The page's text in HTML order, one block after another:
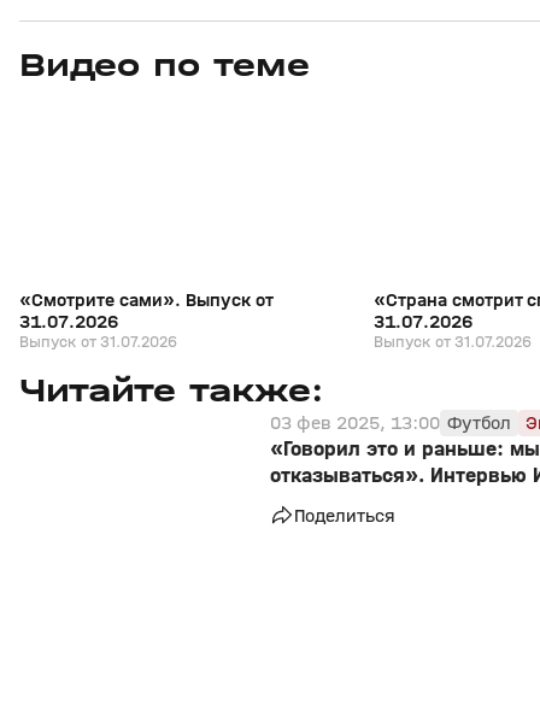
Видео по теме
31 июл, 17:10
«Смотрите сами». Выпуск от
31.07.2026
Выпуск от 31.07.2026
«Страна смотрит
31.07.2026
Выпуск от 31.07.2026
Читайте также:
03 фев 2025, 13:00 Футбол
«Говорил это и раньше:
отказываться». Интервью
Поделиться